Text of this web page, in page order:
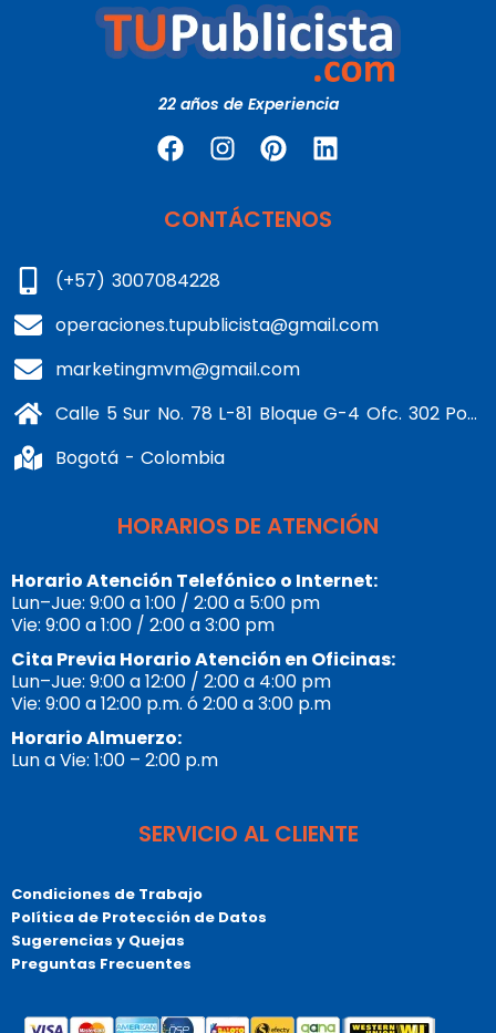
22 años de Experiencia
CONTÁCTENOS
(+57) 3007084228
operaciones.tupublicista@gmail.com
marketingmvm@gmail.com
Calle 5 Sur No. 78 L-81 Bloque G-4 Ofc. 302 Portería 1 Banderas - Kennedy
Bogotá - Colombia
HORARIOS DE ATENCIÓN
Horario Atención Telefónico o Internet:
Lun–Jue: 9:00 a 1:00 / 2:00 a 5:00 pm
Vie: 9:00 a 1:00 / 2:00 a 3:00 pm
Cita Previa Horario Atención en Oficinas:
Lun–Jue: 9:00 a 12:00 / 2:00 a 4:00 pm
Vie: 9:00 a 12:00 p.m. ó 2:00 a 3:00 p.m
Horario Almuerzo:
Lun a Vie: 1:00 – 2:00 p.m
SERVICIO AL CLIENTE
Condiciones de Trabajo
Política de Protección de Datos
Sugerencias y Quejas
Preguntas Frecuentes